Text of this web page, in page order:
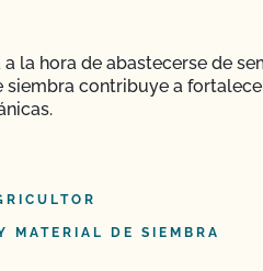
la hora de abastecerse de
siembra contribuye a
MATERIAL DE SIEMBRA